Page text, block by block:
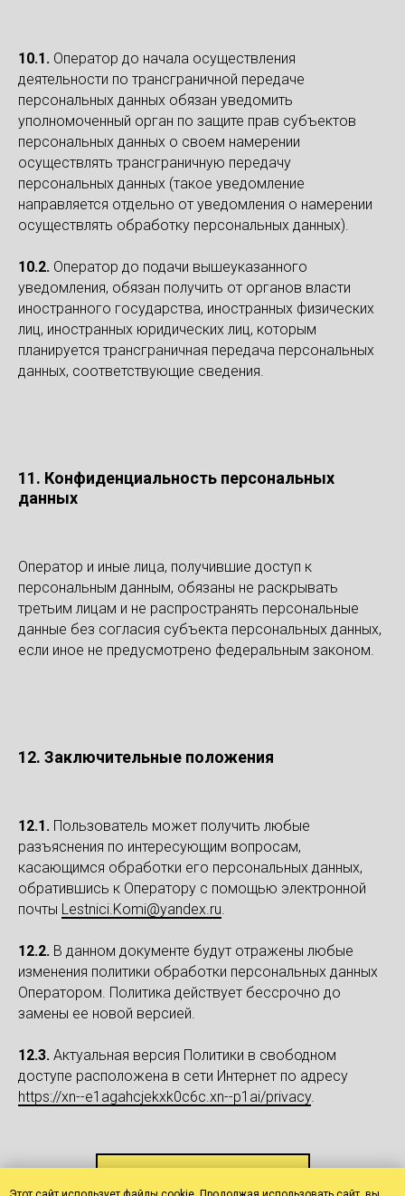
10.1. Оператор до начала осуществления
деятельности по трансграничной передаче
персональных данных обязан уведомить
уполномоченный орган по защите прав субъектов
персональных данных о своем намерении
осуществлять трансграничную передачу
персональных данных (такое уведомление
направляется отдельно от уведомления о намерении
осуществлять обработку персональных данных).
10.2. Оператор до подачи вышеуказанного
уведомления, обязан получить от органов власти
иностранного государства, иностранных физических
лиц, иностранных юридических лиц, которым
планируется трансграничная передача персональных
данных, соответствующие сведения.
11. Конфиденциальность персональных
данных
Оператор и иные лица, получившие доступ к
персональным данным, обязаны не раскрывать
третьим лицам и не распространять персональные
данные без согласия субъекта персональных данных,
если иное не предусмотрено федеральным законом.
12. Заключительные положения
12.1. Пользователь может получить любые
разъяснения по интересующим вопросам,
касающимся обработки его персональных данных,
обратившись к Оператору с помощью электронной
почты Lestnici.Komi@yandex.ru.
12.2. В данном документе будут отражены любые
изменения политики обработки персональных данных
Оператором. Политика действует бессрочно до
замены ее новой версией.
12.3. Актуальная версия Политики в свободном
доступе расположена в сети Интернет по адресу
https://xn--e1agahcjekxk0c6c.xn--p1ai/privacy.